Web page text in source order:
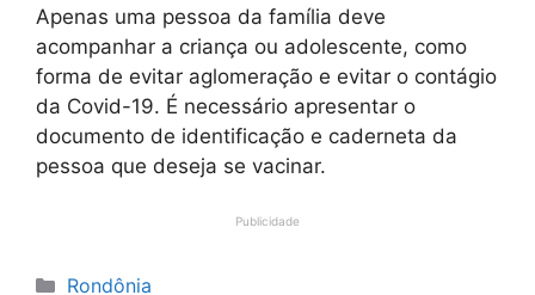
Apenas uma pessoa da família deve
acompanhar a criança ou adolescente, como
forma de evitar aglomeração e evitar o contágio
da Covid-19. É necessário apresentar o
documento de identificação e caderneta da
pessoa que deseja se vacinar.
Publicidade
Categorias
Rondônia